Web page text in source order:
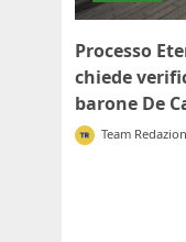
Processo
chiede
barone De
Team